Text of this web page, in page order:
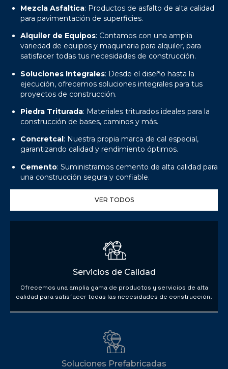
Mezcla Asfaltica: Productos de asfalto de alta calidad
para pavimentación de superficies.
Alquiler de Equipos: Contamos con una amplia
variedad de equipos y maquinaria para alquiler, para
satisfacer todas tus necesidades de construcción.
Soluciones Integrales: Desde el diseño hasta la
ejecución, ofrecemos soluciones integrales para tus
proyectos de construcción.
Piedra Triturada: Materiales triturados ideales para la
construcción de bases, caminos y más.
Concretcal : Nuestra propia marca de cal especial,
garantizando calidad y rendimiento óptimos.
Cemento: Suministramos cemento de alta calidad para
una construcción segura y confiable.
VER TODOS
Servicios de Calidad
Ofrecemos una amplia gama de productos y servicios de alta
calidad para satisfacer todas las necesidades de construcción.
Soluciones Prefabricadas